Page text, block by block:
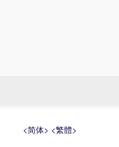
<简体> <繁體>